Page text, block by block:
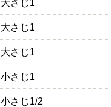
大さじ1
大さじ1
大さじ1
小さじ1
小さじ1/2